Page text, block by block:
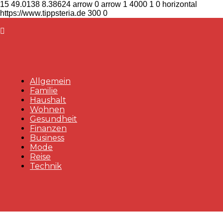
15 49.0138 8.38624 arrow 0 arrow 1 4000 1 0 horizontal
https://www.tippsteria.de 300 0
Allgemein
Familie
Haushalt
Wohnen
Gesundheit
Finanzen
Business
Mode
Reise
Technik